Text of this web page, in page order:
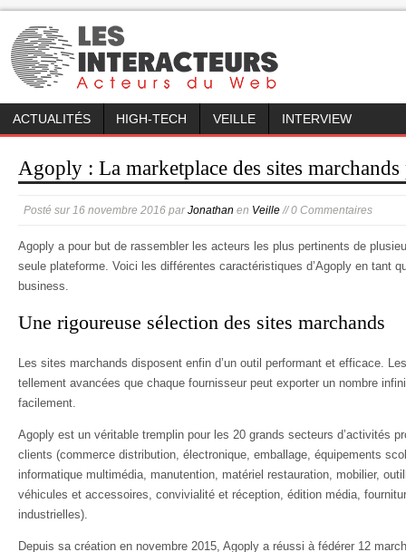
ACTUALITÉS HIGH-TECH VEILLE INTERVIEW
Agoply : La marketplace des sites
Posté sur16 novembre 2016 parJonathan en Veille// 0 Commentaires
Agoply a pour but de rassembler les acteurs les plus pertinents de
seule plateforme. Voici les différentes caractéristiques d’Agoply en tant
business.
Une rigoureuse sélection des sites marchands
Les sites marchands disposent enfin d’un outil performant et efficace.
tellement avancées que chaque fournisseur peut exporter un nombre
facilement.
Agoply est un véritable tremplin pour les 20 grands secteurs d’activités
clients (commerce distribution, électronique, emballage, équipements
informatique multimédia, manutention, matériel restauration, mobilier,
véhicules et accessoires, convivialité et réception, édition média,
industrielles).
Depuis sa création en novembre 2015, Agoply a réussi à fédérer 12